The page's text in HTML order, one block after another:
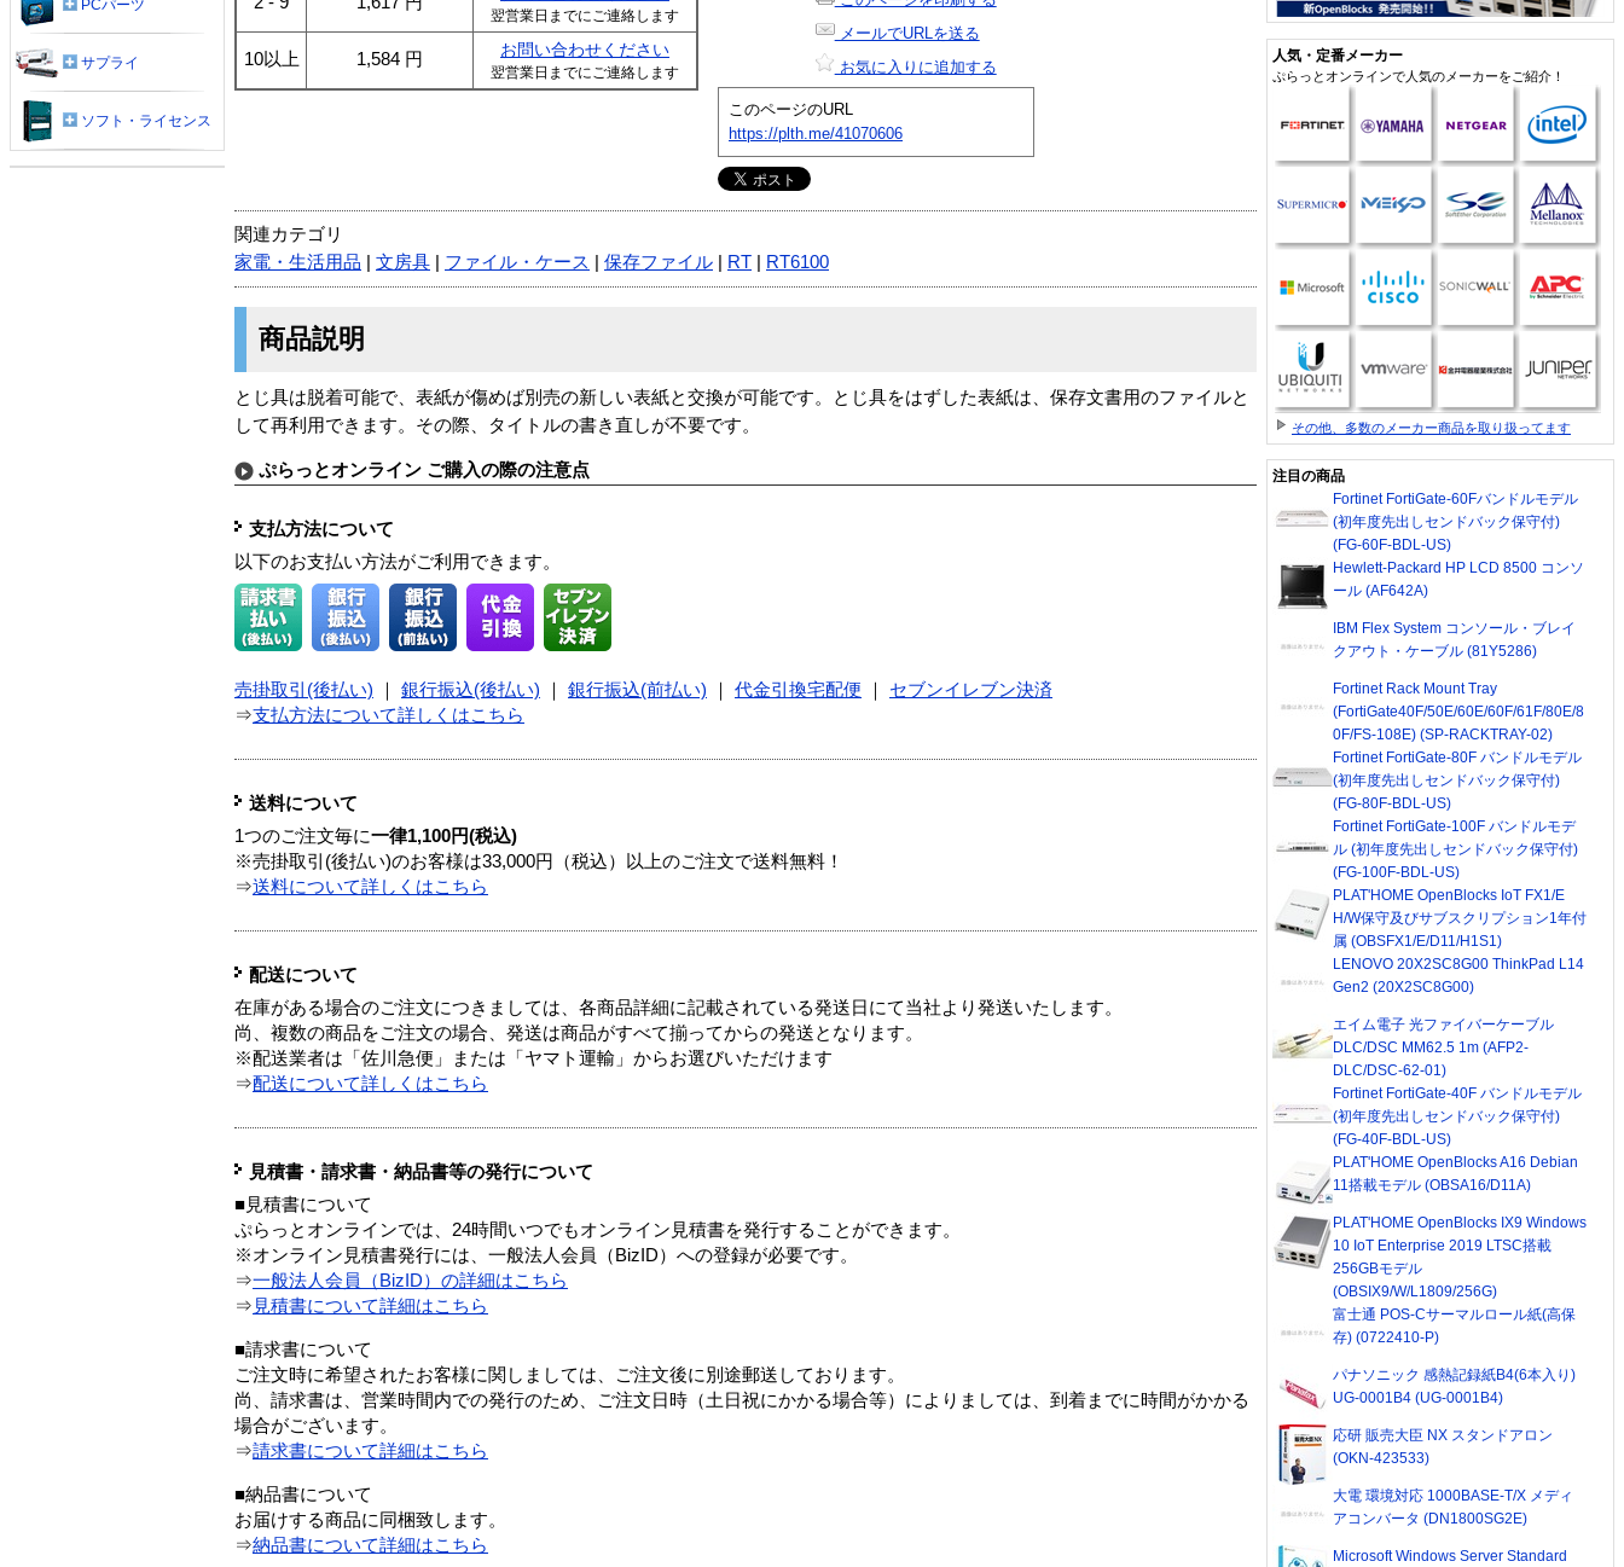
翌営業日までにご連絡します
10以上 1,584 円 お問い合わせください
翌営業日までにご連絡します
メールでURLを送る
お気に入りに追加する
このページのURL
https://plth.me/41070606
関連カテゴリ
家電・生活用品
文房具 ファイル・ケース 保存ファイル RT RT6100
商品説明
とじ具は脱着可能で、表紙が傷めば別売の新しい表紙と交換が可能です。とじ具をはずした表紙は、保存文書用のファイルと
して再利用できます。その際、タイトルの書き直しが不要です。
ぷらっとオンライン ご購入の際の注意点
支払方法について
以下のお支払い方法がご利用できます。
売掛取引(後払い) 銀行振込(後払い) 銀行振込(前払い) 代金引換宅配便
セブンイレブン決済
⇒支払方法について詳しくはこちら
送料について
1つのご注文毎に一律1,100円(税込)
※売掛取引(後払い)のお客様は33,000円（税込）以上のご注文で送料無料！
⇒送料について詳しくはこちら
配送について
在庫がある場合のご注文につきましては、各商品詳細に記載されている発送日にて当社より発送いたします。
尚、複数の商品をご注文の場合、発送は商品がすべて揃ってからの発送となります。
※配送業者は「佐川急便」または「ヤマト運輸」からお選びいただけます
⇒配送について詳しくはこちら
見積書・請求書・納品書等の発行について
■見積書について
ぷらっとオンラインでは、24時間いつでもオンライン見積書を発行することができます。
※オンライン見積書発行には、一般法人会員（BizID）への登録が必要です。
⇒一般法人会員（BizID）の詳細はこちら
⇒ 見積書について詳細はこちら
■請求書について
ご注文時に希望されたお客様に関しましては、ご注文後に別途郵送しております。
尚、請求書は、営業時間内での発行のため、ご注文日時（土日祝にかかる場合等）によりましては、到着までに時間がかかる
場合がございます。
⇒請求書について詳細はこちら
■納品書について
お届けする商品に同梱致します。
⇒納品書について詳細はこちら
PCパーツ
サプライ
ソフト・ライセンス
人気・定番メーカー
ぷらっとオンラインで人気のメーカーをご紹介！
その他、多数のメーカー商品を取り扱ってます
注目の商品
Fortinet FortiGate-60Fバンドルモデル
(初年度先出しセンドバック保守付)
(FG-60F-BDL-US)
Hewlett-Packard HP LCD 8500 コンソ
ール (AF642A)
IBM Flex System コンソール・ブレイ
クアウト・ケーブル (81Y5286)
Fortinet Rack Mount Tray
(FortiGate40F/50E/60E/60F/61F/80E/8
0F/FS-108E) (SP-RACKTRAY-02)
Fortinet FortiGate-80F バンドルモデル
(初年度先出しセンドバック保守付)
(FG-80F-BDL-US)
Fortinet FortiGate-100F バンドルモデ
ル (初年度先出しセンドバック保守付)
(FG-100F-BDL-US)
PLAT'HOME OpenBlocks IoT FX1/E
H/W保守及びサブスクリプション1年付
属 (OBSFX1/E/D11/H1S1)
LENOVO 20X2SC8G00 ThinkPad L14
Gen2 (20X2SC8G00)
エイム電子 光ファイバーケーブル
DLC/DSC MM62.5 1m (AFP2-
DLC/DSC-62-01)
Fortinet FortiGate-40F バンドルモデル
(初年度先出しセンドバック保守付)
(FG-40F-BDL-US)
PLAT'HOME OpenBlocks A16 Debian
11搭載モデル (OBSA16/D11A)
PLAT'HOME OpenBlocks IX9 Windows
10 IoT Enterprise 2019 LTSC搭載
256GBモデル
(OBSIX9/W/L1809/256G)
富士通 POS-Cサーマルロール紙(高保
存) (0722410-P)
パナソニック 感熱記録紙B4(6本入り)
UG-0001B4 (UG-0001B4)
応研 販売大臣 NX スタンドアロン
(OKN-423533)
大電 環境対応 1000BASE-T/X メディ
アコンバータ (DN1800SG2E)
Microsoft Windows Server Standard